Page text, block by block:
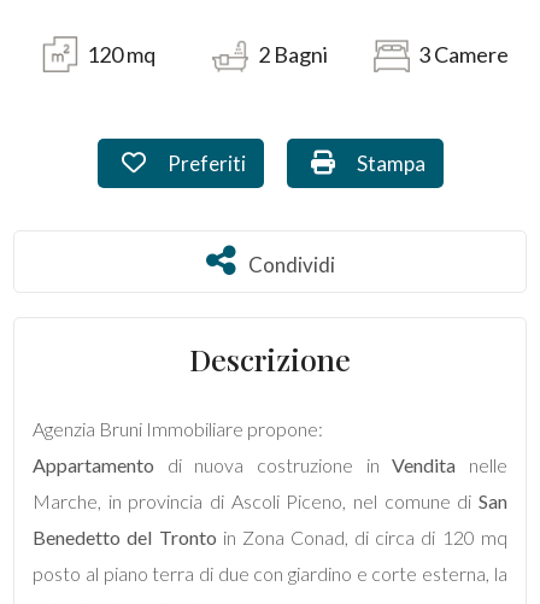
120mq 2Bagni 3Camere
Preferiti: Cod. A472
Preferiti Stampa: Cod. A472
Stampa
Condividi
Condividi
Descrizione
Agenzia Bruni Immobiliare propone:
Appartamento di nuova costruzione inVendita nelle
Marche, in provincia di Ascoli Piceno, nel comune di San
Benedetto del Tronto in Zona Conad, di circa di 120 mq
posto al piano terra di due con giardino e corte esterna, la
Commerciali
Industriali
Totale
mq